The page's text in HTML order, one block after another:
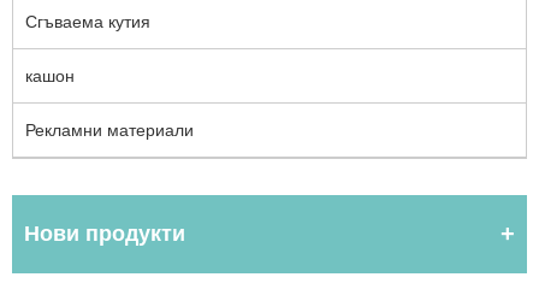
Сгъваема кутия
кашон
Рекламни материали
Нови продукти